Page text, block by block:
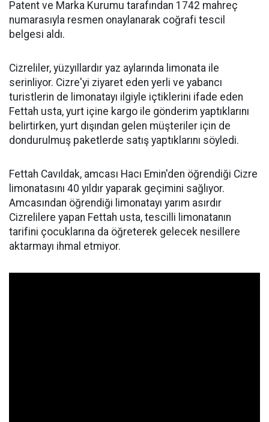
Patent ve Marka Kurumu tarafından 1742 mahreç
numarasıyla resmen onaylanarak coğrafi tescil
belgesi aldı.
Cizreliler, yüzyıllardır yaz aylarında limonata ile
serinliyor. Cizre'yi ziyaret eden yerli ve yabancı
turistlerin de limonatayı ilgiyle içtiklerini ifade eden
Fettah usta, yurt içine kargo ile gönderim yaptıklarını
belirtirken, yurt dışından gelen müşteriler için de
dondurulmuş paketlerde satış yaptıklarını söyledi.
Fettah Cavıldak, amcası Hacı Emin'den öğrendiği Cizre
limonatasını 40 yıldır yaparak geçimini sağlıyor.
Amcasından öğrendiği limonatayı yarım asırdır
Cizrelilere yapan Fettah usta, tescilli limonatanın
tarifini çocuklarına da öğreterek gelecek nesillere
aktarmayı ihmal etmiyor.